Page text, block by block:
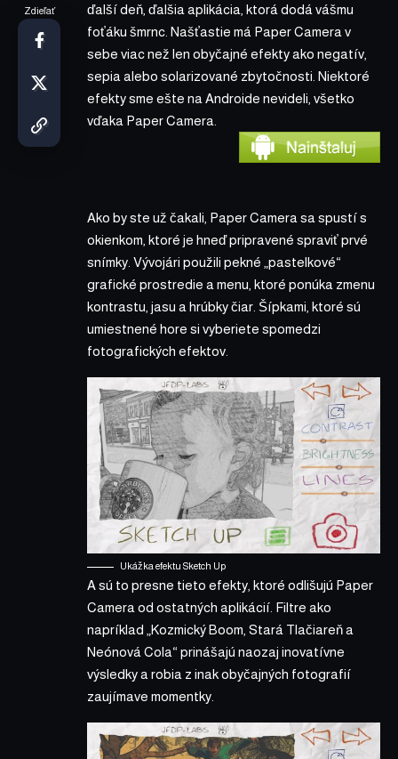
Zdieľať
ďalší deň, ďalšia aplikácia, ktorá dodá vášmu
foťáku šmrnc. Našťastie má Paper Camera v
sebe viac než len obyčajné efekty ako negatív,
sepia alebo solarizované zbytočnosti. Niektoré
efekty sme ešte na Androide nevideli, všetko
vďaka Paper Camera.
Ako by ste už čakali, Paper Camera sa spustí s
okienkom, ktoré je hneď pripravené spraviť prvé
snímky. Vývojári použili pekné „pastelkové“
grafické prostredie a menu, ktoré ponúka zmenu
kontrastu, jasu a hrúbky čiar. Šípkami, ktoré sú
umiestnené hore si vyberiete spomedzi
fotografických efektov.
Ukážka efektu Sketch Up
A sú to presne tieto efekty, ktoré odlišujú Paper
Camera od ostatných aplikácií. Filtre ako
napríklad „Kozmický Boom, Stará Tlačiareň a
Neónová Cola“ prinášajú naozaj inovatívne
výsledky a robia z inak obyčajných fotografií
zaujímave momentky.